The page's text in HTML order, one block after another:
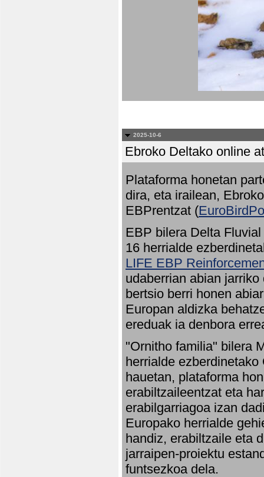
2025-10-6
Ebroko Deltako online
Plataforma honetan
dira, eta irailean,
EBPrentzat (
EBP bilera Delta
16 herrialde
LIFE EBP
udaberrian abian
bertsio berri honen
Europan aldizka
ereduak ia denbora
"Ornitho familia" bilera
herrialde
hauetan, plataforma
erabiltzaileentzat eta
erabilgarriagoa izan
Europako herrialde
handiz, erabiltzaile eta
jarraipen-proiektu
funtsezkoa dela.